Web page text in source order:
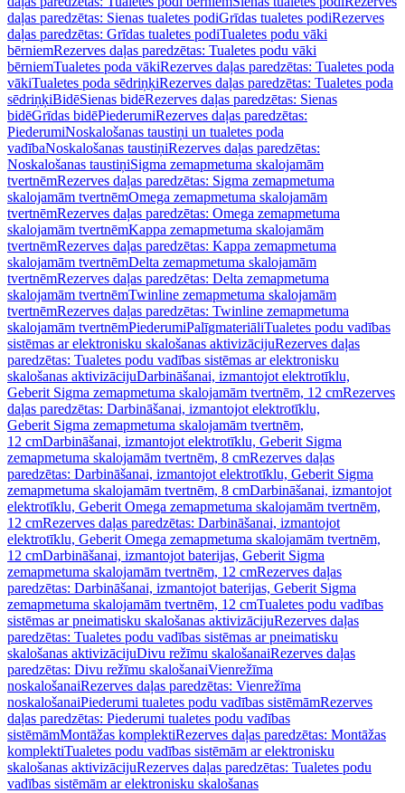
daļas paredzētas: Sienas tualetes podiGrīdas tualetes podiRezerves
daļas paredzētas: Grīdas tualetes podiTualetes podu vāki
bērniemRezerves daļas paredzētas: Tualetes podu vāki
bērniemTualetes poda vākiRezerves daļas paredzētas: Tualetes poda
vākiTualetes poda sēdriņķiRezerves daļas paredzētas: Tualetes poda
sēdriņķiBidēSienas bidēRezerves daļas paredzētas: Sienas
bidēGrīdas bidēPiederumiRezerves daļas paredzētas:
PiederumiNoskalošanas taustiņi un tualetes poda
vadībaNoskalošanas taustiņiRezerves daļas paredzētas:
Noskalošanas taustiņiSigma zemapmetuma skalojamām
tvertnēmRezerves daļas paredzētas: Sigma zemapmetuma
skalojamām tvertnēmOmega zemapmetuma skalojamām
tvertnēmRezerves daļas paredzētas: Omega zemapmetuma
skalojamām tvertnēmKappa zemapmetuma skalojamām
tvertnēmRezerves daļas paredzētas: Kappa zemapmetuma
skalojamām tvertnēmDelta zemapmetuma skalojamām
tvertnēmRezerves daļas paredzētas: Delta zemapmetuma
skalojamām tvertnēmTwinline zemapmetuma skalojamām
tvertnēmRezerves daļas paredzētas: Twinline zemapmetuma
skalojamām tvertnēmPiederumiPalīgmateriāliTualetes podu vadības
sistēmas ar elektronisku skalošanas aktivizācijuRezerves daļas
paredzētas: Tualetes podu vadības sistēmas ar elektronisku
skalošanas aktivizācijuDarbināšanai, izmantojot elektrotīklu,
Geberit Sigma zemapmetuma skalojamām tvertnēm, 12 cmRezerves
daļas paredzētas: Darbināšanai, izmantojot elektrotīklu,
Geberit Sigma zemapmetuma skalojamām tvertnēm,
12 cmDarbināšanai, izmantojot elektrotīklu, Geberit Sigma
zemapmetuma skalojamām tvertnēm, 8 cmRezerves daļas
paredzētas: Darbināšanai, izmantojot elektrotīklu, Geberit Sigma
zemapmetuma skalojamām tvertnēm, 8 cmDarbināšanai, izmantojot
elektrotīklu, Geberit Omega zemapmetuma skalojamām tvertnēm,
12 cmRezerves daļas paredzētas: Darbināšanai, izmantojot
elektrotīklu, Geberit Omega zemapmetuma skalojamām tvertnēm,
12 cmDarbināšanai, izmantojot baterijas, Geberit Sigma
zemapmetuma skalojamām tvertnēm, 12 cmRezerves daļas
paredzētas: Darbināšanai, izmantojot baterijas, Geberit Sigma
zemapmetuma skalojamām tvertnēm, 12 cmTualetes podu vadības
sistēmas ar pneimatisku skalošanas aktivizācijuRezerves daļas
paredzētas: Tualetes podu vadības sistēmas ar pneimatisku
skalošanas aktivizācijuDivu režīmu skalošanaiRezerves daļas
paredzētas: Divu režīmu skalošanaiVienrežīma
noskalošanaiRezerves daļas paredzētas: Vienrežīma
noskalošanaiPiederumi tualetes podu vadības sistēmāmRezerves
daļas paredzētas: Piederumi tualetes podu vadības
sistēmāmMontāžas komplektiRezerves daļas paredzētas: Montāžas
komplektiTualetes podu vadības sistēmām ar elektronisku
skalošanas aktivizācijuRezerves daļas paredzētas: Tualetes podu
vadības sistēmām ar elektronisku skalošanas